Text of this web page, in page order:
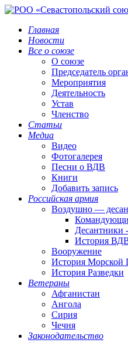
Главная
Новости
Все о союзе
О союзе
Председатель
Мероприятия
Деятельность
Устав
Членство
Статьи
Медиа
Видео
Фотогалерея
Песни о ВДВ
Книги
Добавить запись
Российская армия
Воздушно —
Десантники
История
Вооружение
История Морской
История Разведки
Ветераны
Афганистан
Ангола
Сирия
Чечня
Законодательство